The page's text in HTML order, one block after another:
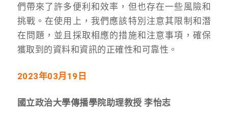
們帶來了許多便利和效率，但也存在一些風險和
挑戰。在使用上，我們應該特別注意其限制和潛
在問題，並且採取相應的措施和注意事項，確保
獲取到的資料和資訊的正確性和可靠性。
2023年03月19日
國立政治大學傳播學院助理教授 李怡志